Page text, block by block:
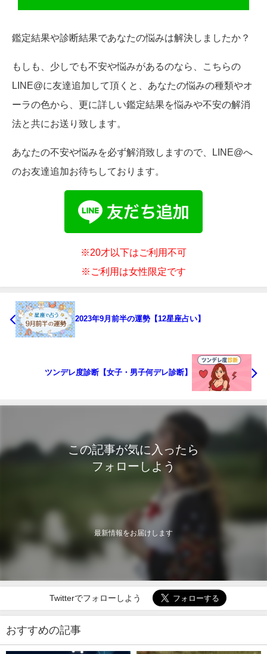
鑑定結果や診断結果であなたの悩みは解決しましたか？
もしも、少しでも不安や悩みがあるのなら、こちらの
LINE@に友達追加して頂くと、あなたの悩みの種類やオ
ーラの色から、更に詳しい鑑定結果を悩みや不安の解消
法と共にお送り致します。
あなたの不安や悩みを必ず解消致しますので、LINE@へ
のお友達追加お待ちしております。
※20才以下はご利用不可
※ご利用は女性限定です
2023年9月前半の運勢【12星座占い】
ツンデレ度診断【女子・男子何デレ診断】
この記事が気に入ったら
フォローしよう
最新情報をお届けします
Twitterでフォローしよう
おすすめの記事